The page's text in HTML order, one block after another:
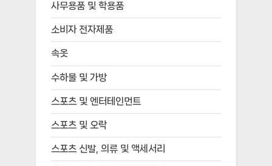
사무용품 및 학용품
소비자 전자제품
속옷
수하물 및 가방
스포츠 및 엔터테인먼트
스포츠 및 오락
스포츠 신발, 의류 및 액세서리